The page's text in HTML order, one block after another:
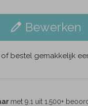
Bewerken
bestel gemakkelijk
met 9.1 uit 1.500+